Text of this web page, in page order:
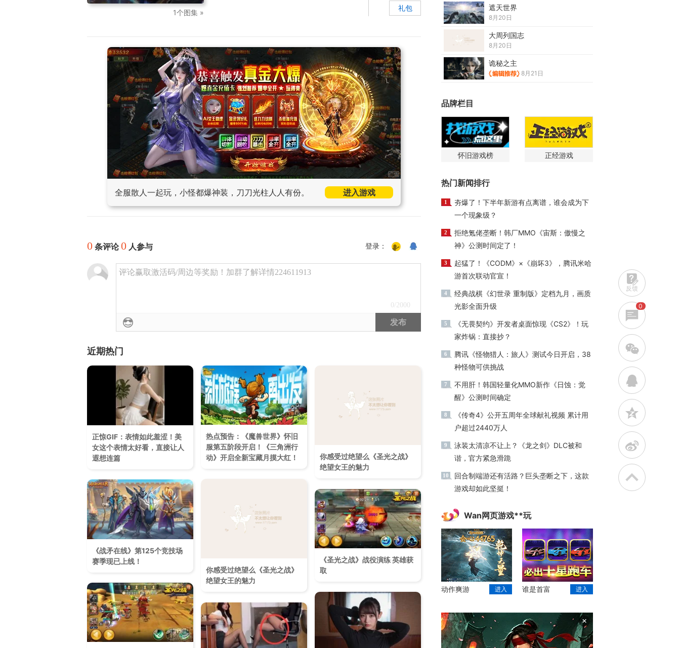
1个图集 »
礼包
全服散人一起玩，小怪都爆神装，刀刀光柱人人有份。 进入游戏
0 条评论0 人参与 登录：
评论赢取激活码/周边等奖励！加群了解详情224611913
0 /2000
发布
近期热门
正惊GIF：表情如此羞涩！美
女这个表情太好看，直接让人
遐想连篇
热点预告：《魔兽世界》怀旧
服第五阶段开启！《三角洲行
动》开启全新宝藏月摸大红！
你感受过绝望么《圣光之战》
绝望女王的魅力
你感受过绝望么《圣光之战》
绝望女王的魅力
《战矛在线》第125个竞技场
赛季现已上线！
《圣光之战》战役演练 英雄获
取
遮天世界
8月20日
大周列国志
8月20日
诡秘之主
8月21日
品牌栏目
怀旧游戏榜 正经游戏
热门新闻排行
1
夯爆了！下半年新游有点离谱，谁会成为下
一个现象级？
2
拒绝氪佬垄断！韩厂MMO《宙斯：傲慢之
神》公测时间定了！
3
起猛了！《CODM》×《崩坏3》，腾讯米哈
游首次联动官宣！
4
经典战棋《幻世录 重制版》定档九月，画质
光影全面升级
5
《无畏契约》开发者桌面惊现《CS2》！玩
家炸锅：直接抄？
6
腾讯《怪物猎人：旅人》测试今日开启，38
种怪物可供挑战
7
不用肝！韩国轻量化MMO新作《日蚀：觉
醒》公测时间确定
8
《传奇4》公开五周年全球献礼视频 累计用
户超过2440万人
9
泳装太清凉不让上？《龙之剑》DLC被和
谐，官方紧急滑跪
10
回合制端游还有活路？巨头垄断之下，这款
游戏却如此坚挺！
Wan网页游戏**玩
动作爽游 进入 谁是首富 进入
×
反馈
0
w
q
z
t